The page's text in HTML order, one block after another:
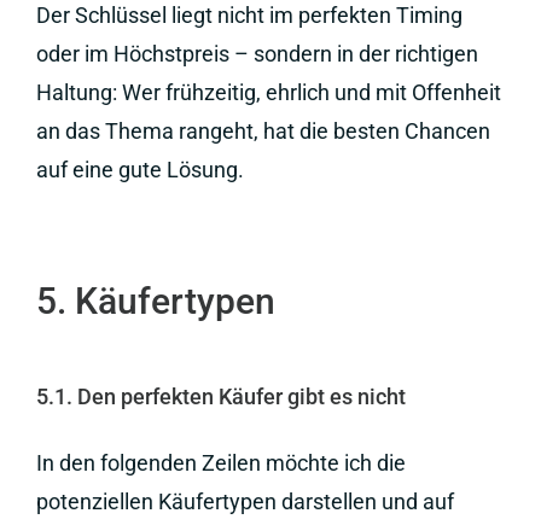
Der Schlüssel liegt nicht im perfekten Timing
oder im Höchstpreis – sondern in der richtigen
Haltung: Wer frühzeitig, ehrlich und mit Offenheit
an das Thema rangeht, hat die besten Chancen
auf eine gute Lösung.
5. Käufertypen
5.1. Den perfekten Käufer gibt es nicht
In den folgenden Zeilen möchte ich die
potenziellen Käufertypen darstellen und auf